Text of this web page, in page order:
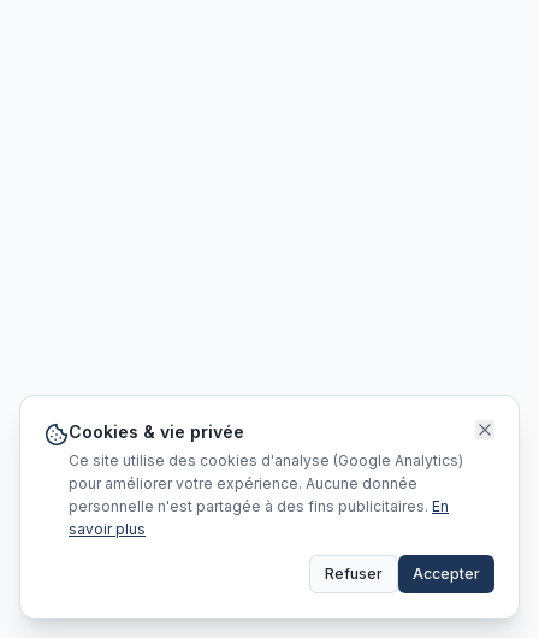
Cookies & vie privée
Ce site utilise des cookies d'analyse (Google Analytics)
pour améliorer votre expérience. Aucune donnée
personnelle n'est partagée à des fins publicitaires. En
savoir plus
Refuser Accepter